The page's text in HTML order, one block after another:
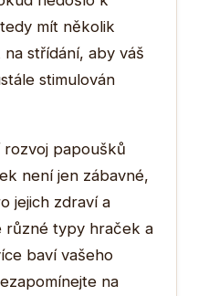
mít několik
střídání, aby váš
stimulován
papoušků
není jen zábavné,
jejich zdraví a
různé typy hraček a
baví vašeho
na